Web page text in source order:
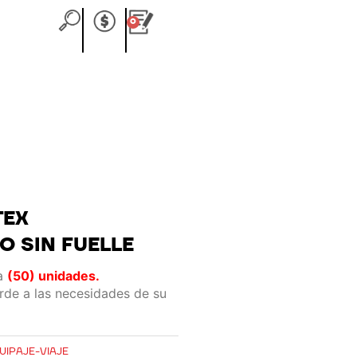
0
Carrito
SIN FUELLE
(50) unidades.
a las necesidades de su
VIAJE